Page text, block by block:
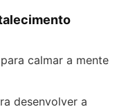
calmar a mente
desenvolver a